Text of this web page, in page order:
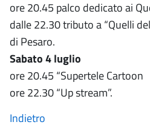
ore 20.45 palco dedicato ai
dalle 22.30 tributo a “Quelli
di Pesaro.
Sabato 4 luglio
ore 20.45 “Supertele Cartoon
ore 22.30 “Up stream”.
Indietro